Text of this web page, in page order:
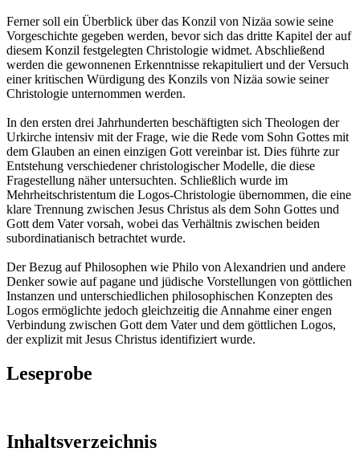
Ferner soll ein Überblick über das Konzil von Nizäa sowie seine
Vorgeschichte gegeben werden, bevor sich das dritte Kapitel der auf
diesem Konzil festgelegten Christologie widmet. Abschließend
werden die gewonnenen Erkenntnisse rekapituliert und der Versuch
einer kritischen Würdigung des Konzils von Nizäa sowie seiner
Christologie unternommen werden.
In den ersten drei Jahrhunderten beschäftigten sich Theologen der
Urkirche intensiv mit der Frage, wie die Rede vom Sohn Gottes mit
dem Glauben an einen einzigen Gott vereinbar ist. Dies führte zur
Entstehung verschiedener christologischer Modelle, die diese
Fragestellung näher untersuchten. Schließlich wurde im
Mehrheitschristentum die Logos-Christologie übernommen, die eine
klare Trennung zwischen Jesus Christus als dem Sohn Gottes und
Gott dem Vater vorsah, wobei das Verhältnis zwischen beiden
subordinatianisch betrachtet wurde.
Der Bezug auf Philosophen wie Philo von Alexandrien und andere
Denker sowie auf pagane und jüdische Vorstellungen von göttlichen
Instanzen und unterschiedlichen philosophischen Konzepten des
Logos ermöglichte jedoch gleichzeitig die Annahme einer engen
Verbindung zwischen Gott dem Vater und dem göttlichen Logos,
der explizit mit Jesus Christus identifiziert wurde.
Leseprobe
Inhaltsverzeichnis